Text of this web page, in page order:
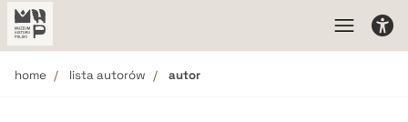
home lista autorów autor